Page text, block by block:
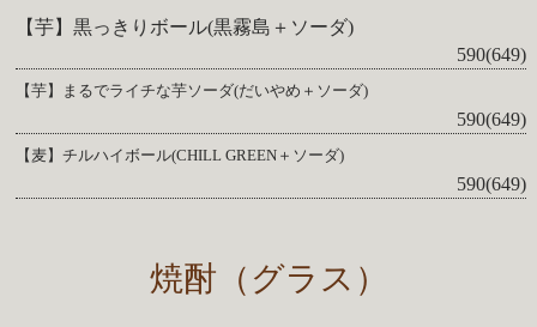
【芋】黒っきりボール(黒霧島＋ソーダ)
590(649)
【芋】まるでライチな芋ソーダ(だいやめ＋ソーダ)
590(649)
【麦】チルハイボール(CHILL GREEN＋ソーダ)
590(649)
焼酎（グラス）